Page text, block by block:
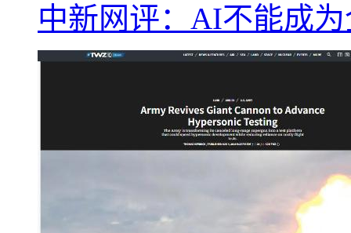
中新网评：AI不能成